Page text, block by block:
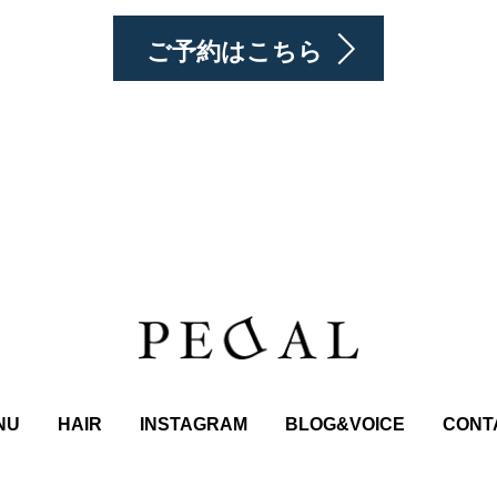
ご予約はこちら
HAIR INSTAGRAM BLOG&VOICE